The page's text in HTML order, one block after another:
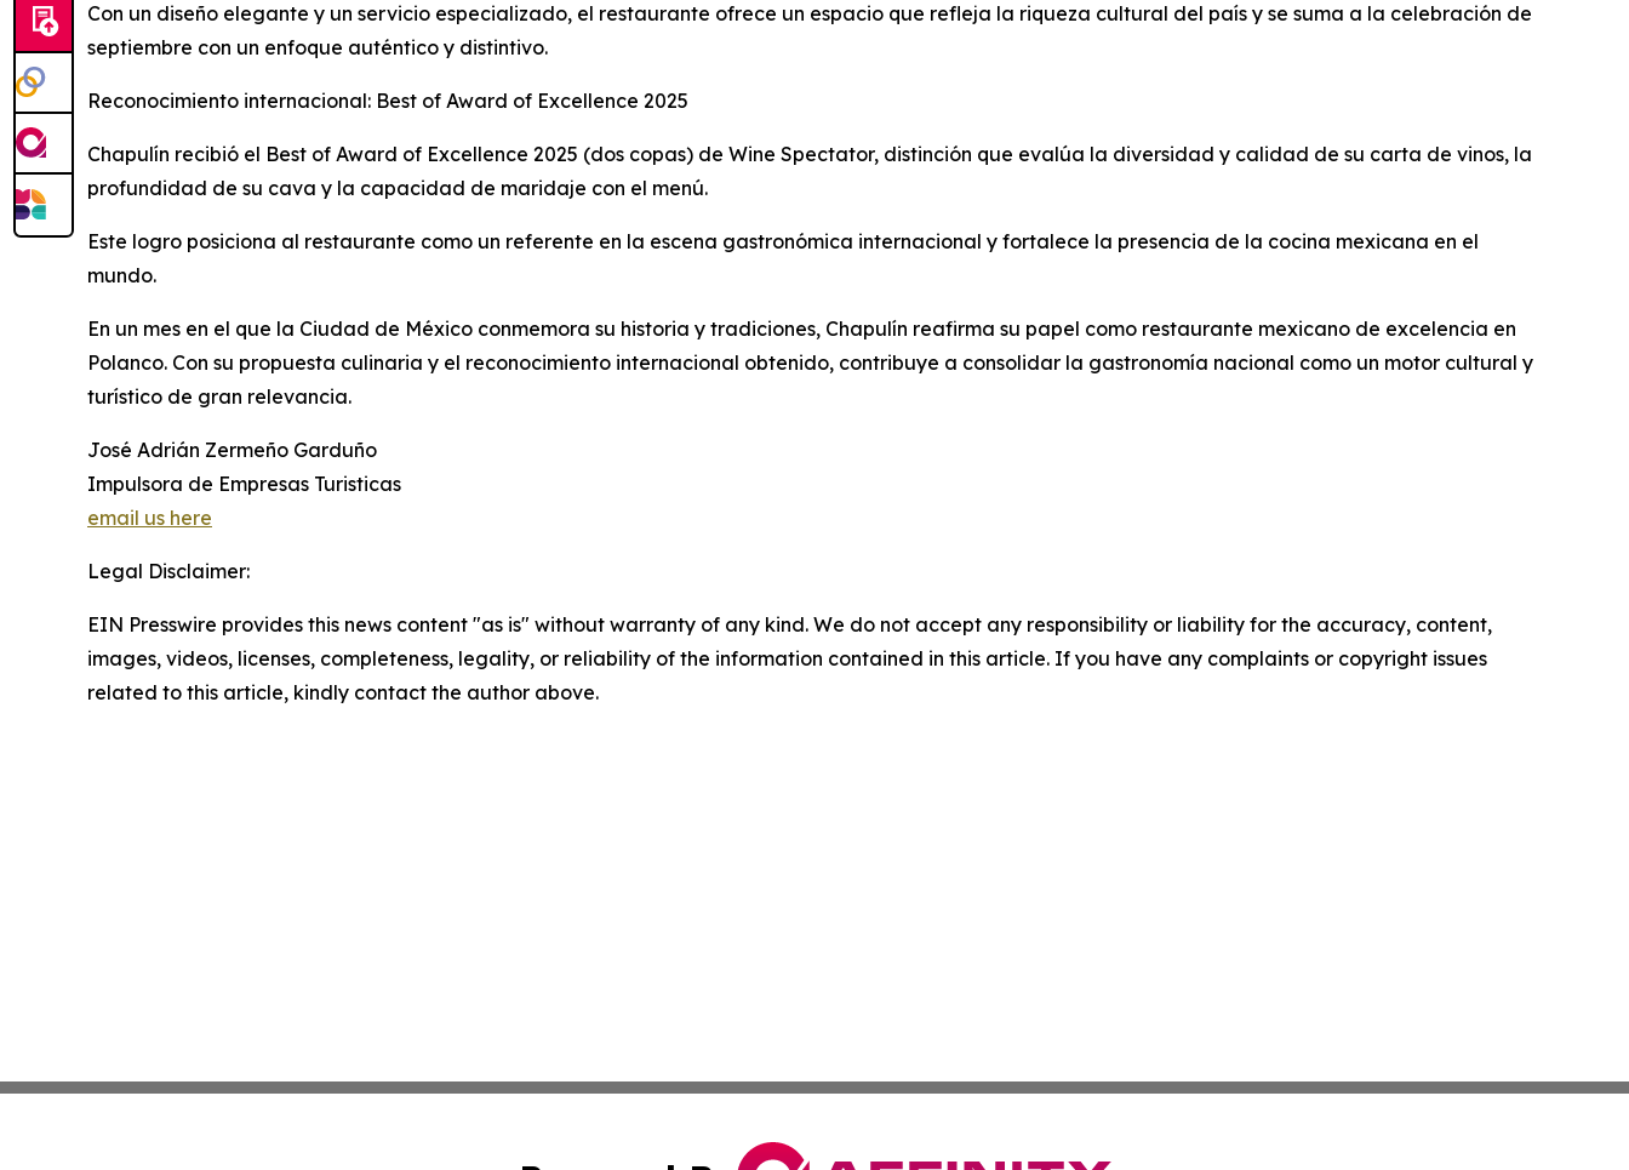
Con un diseño elegante y un servicio especializado, el restaurante ofrece un espacio que refleja la riqueza cultural del país y se suma a la celebración de
septiembre con un enfoque auténtico y distintivo.
Reconocimiento internacional: Best of Award of Excellence 2025
Chapulín recibió el Best of Award of Excellence 2025 (dos copas) de Wine Spectator, distinción que evalúa la diversidad y calidad de su carta de vinos, la
profundidad de su cava y la capacidad de maridaje con el menú.
Este logro posiciona al restaurante como un referente en la escena gastronómica internacional y fortalece la presencia de la cocina mexicana en el
mundo.
En un mes en el que la Ciudad de México conmemora su historia y tradiciones, Chapulín reafirma su papel como restaurante mexicano de excelencia en
Polanco. Con su propuesta culinaria y el reconocimiento internacional obtenido, contribuye a consolidar la gastronomía nacional como un motor cultural y
turístico de gran relevancia.
José Adrián Zermeño Garduño
Impulsora de Empresas Turisticas
email us here
Legal Disclaimer:
EIN Presswire provides this news content "as is" without warranty of any kind. We do not accept any responsibility or liability for the accuracy, content,
images, videos, licenses, completeness, legality, or reliability of the information contained in this article. If you have any complaints or copyright issues
related to this article, kindly contact the author above.